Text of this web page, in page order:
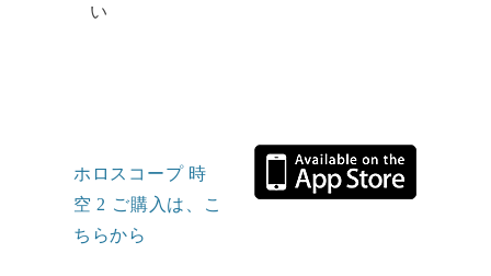
い
ホロスコープ 時
空 2 ご購入は、こ
ちらから